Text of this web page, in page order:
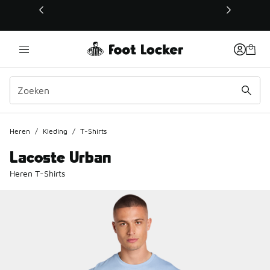
Deze link wordt geopend in een nieuw venster
Heren / Kleding / T-Shirts
Lacoste Urban
Heren T-Shirts